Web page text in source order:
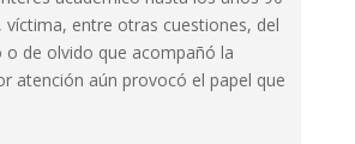
víctima, entre otras cuestiones, del
o de olvido que acompañó la
atención aún provocó el papel que